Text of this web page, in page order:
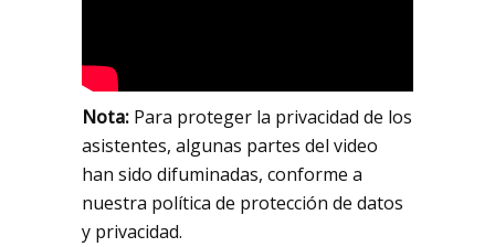
Nota: Para proteger la privacidad de los
asistentes, algunas partes del video
han sido difuminadas, conforme a
nuestra política de protección de datos
y privacidad.